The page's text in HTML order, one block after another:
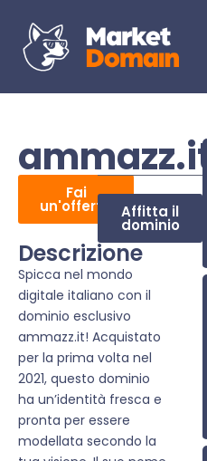
ammazz.it
Fai
un'offerta Affitta il
dominio
Descrizione
Spicca nel mondo
digitale italiano con il
dominio esclusivo
ammazz.it! Acquistato
per la prima volta nel
2021, questo dominio
ha un’identità fresca e
pronta per essere
modellata secondo la